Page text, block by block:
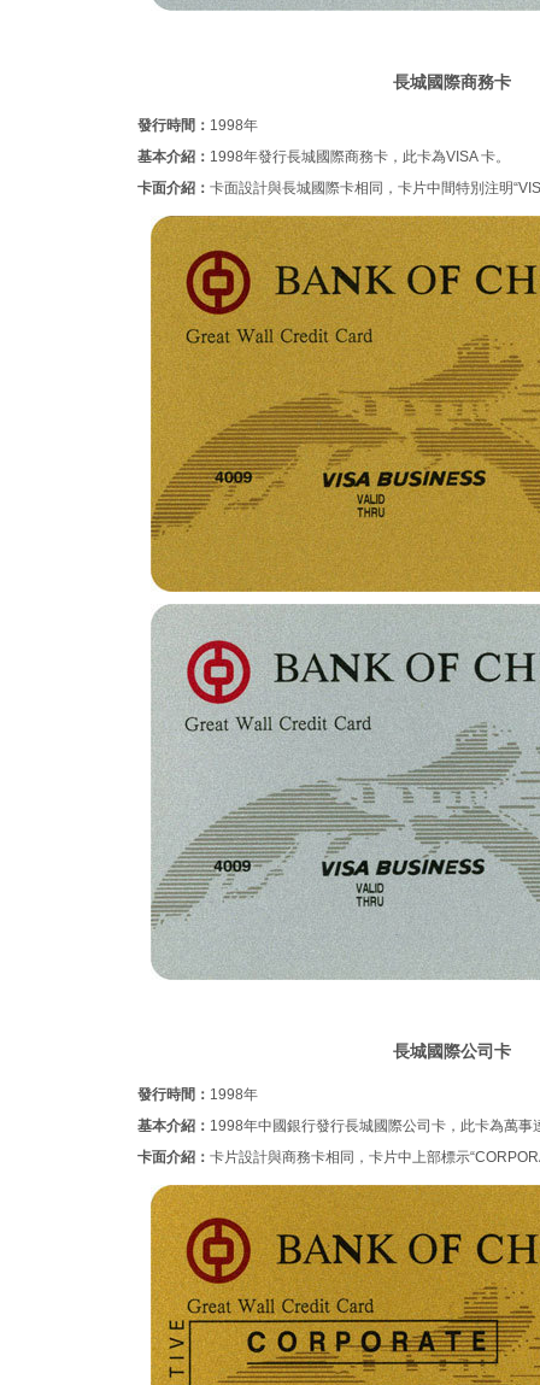
長城國際商務卡
發行時間： 1998年
基本介紹： 1998年發行長城國際商務卡，此卡為VISA 卡。
卡面介紹：卡面設計與長城國際卡相同，卡片中間特別注明
長城國際公司卡
發行時間： 1998年
基本介紹： 1998年中國銀行發行長城國際公司卡，此卡為萬事
卡面介紹：卡片設計與商務卡相同，卡片中上部標示